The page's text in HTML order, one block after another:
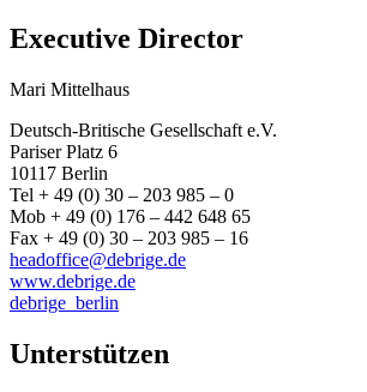
Executive Director
Mari Mittelhaus
Deutsch-Britische Gesellschaft e.V.
Pariser Platz 6
10117 Berlin
Tel + 49 (0) 30 – 203 985 – 0
Mob + 49 (0) 176 – 442 648 65
Fax + 49 (0) 30 – 203 985 – 16
headoffice@debrige.de
www.debrige.de
debrige_berlin
Unterstützen